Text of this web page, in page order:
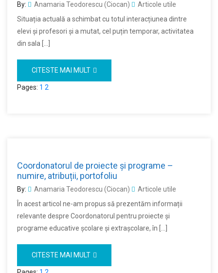
By: Anamaria Teodorescu (Ciocan)
Articole utile
Situația actuală a schimbat cu totul interacțiunea dintre
elevi și profesori și a mutat, cel puțin temporar, activitatea
din sala […]
CITESTE MAI MULT
Pages: 1 2
Coordonatorul de proiecte și programe –
numire, atribuții, portofoliu
By: Anamaria Teodorescu (Ciocan)
Articole utile
În acest articol ne-am propus să prezentăm informații
relevante despre Coordonatorul pentru proiecte și
programe educative școlare și extrașcolare, în […]
CITESTE MAI MULT